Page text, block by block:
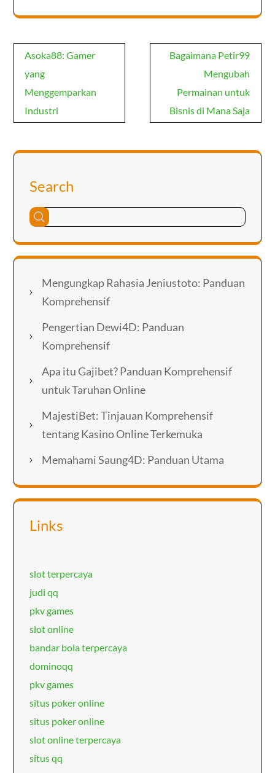
Post
navigation
Asoka88: Gamer
yang
Menggemparkan
Industri
Bagaimana Petir99
Mengubah
Permainan untuk
Bisnis di Mana Saja
Search
Mengungkap Rahasia Jeniustoto: Panduan
Komprehensif
Pengertian Dewi4D: Panduan
Komprehensif
Apa itu Gajibet? Panduan Komprehensif
untuk Taruhan Online
MajestiBet: Tinjauan Komprehensif
tentang Kasino Online Terkemuka
Memahami Saung4D: Panduan Utama
Links
slot terpercaya
judi qq
pkv games
slot online
bandar bola terpercaya
dominoqq
pkv games
situs poker online
situs poker online
slot online terpercaya
situs qq